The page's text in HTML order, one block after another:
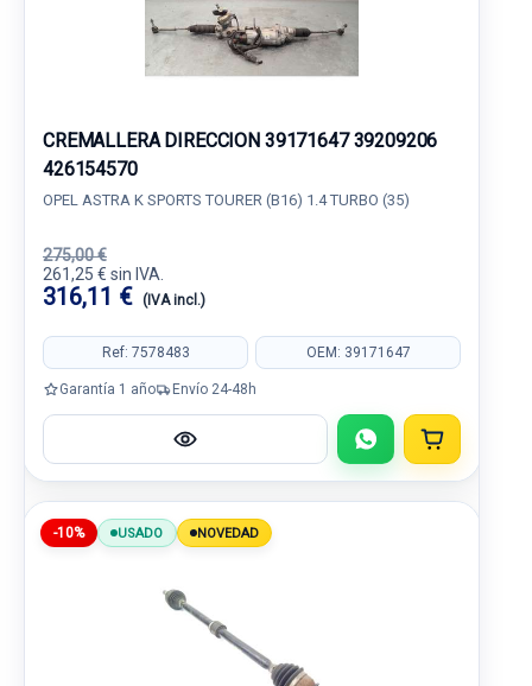
CREMALLERA DIRECCION 39171647 39209206
426154570
OPEL ASTRA K SPORTS TOURER (B16) 1.4 TURBO (35)
275,00 €
261,25 € sin IVA.
316,11 € (IVA incl.)
Ref: 7578483 OEM: 39171647
Garantía 1 año Envío 24-48h
-10% USADO NOVEDAD